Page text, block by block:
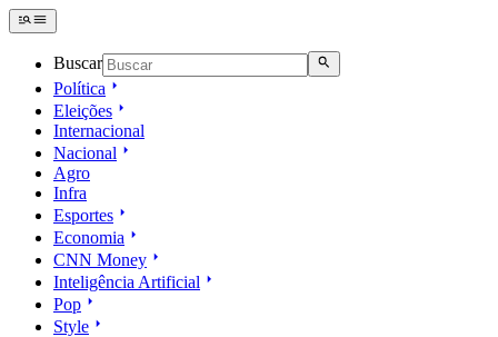
Buscar
Política
Eleições
Internacional
Nacional
Agro
Infra
Esportes
Economia
CNN Money
Inteligência Artificial
Pop
Style